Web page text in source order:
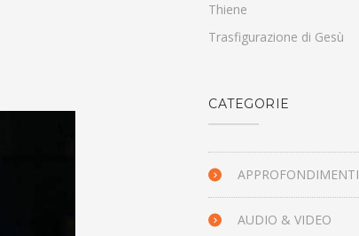
Thiene
Trasfigurazione di Gesù
CATEGORIE
APPROFONDIMENTI
AUDIO & VIDEO